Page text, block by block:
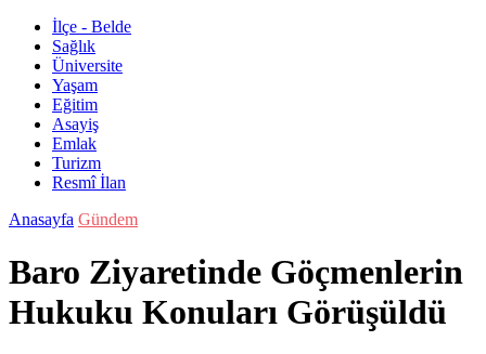
İlçe - Belde
Sağlık
Üniversite
Yaşam
Eğitim
Asayiş
Emlak
Turizm
Resmî İlan
Anasayfa Gündem
Baro Ziyaretinde Göçmenlerin
Hukuku Konuları Görüşüldü